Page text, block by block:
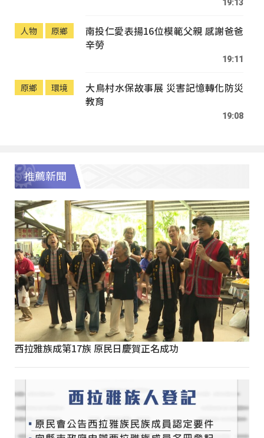
19:13
人物 原鄉
南投仁愛表揚16位模範父親 感謝爸爸
辛勞
19:11
原鄉 環境
大鳥村水保故事展 災害記憶轉化防災
教育
19:08
推薦新聞
西拉雅族成第17族 原民日慶賀正名成功